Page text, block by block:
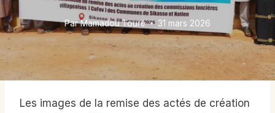
ParMamadou Touré 31 mars 2026
Les images de la remise des actés de création